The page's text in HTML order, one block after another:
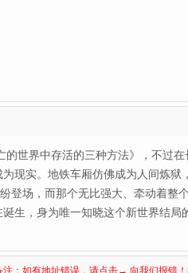
世界中存活的三种方法》，不过
现实。地铁车厢仿佛成为人间炼
登场，而那个无比强大、牵动着整
生，身为唯一知晓这个新世界结
注：如有地址错误，请点击→ 向我们报错